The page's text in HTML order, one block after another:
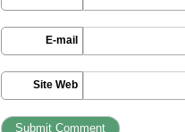
E-mail
Site Web